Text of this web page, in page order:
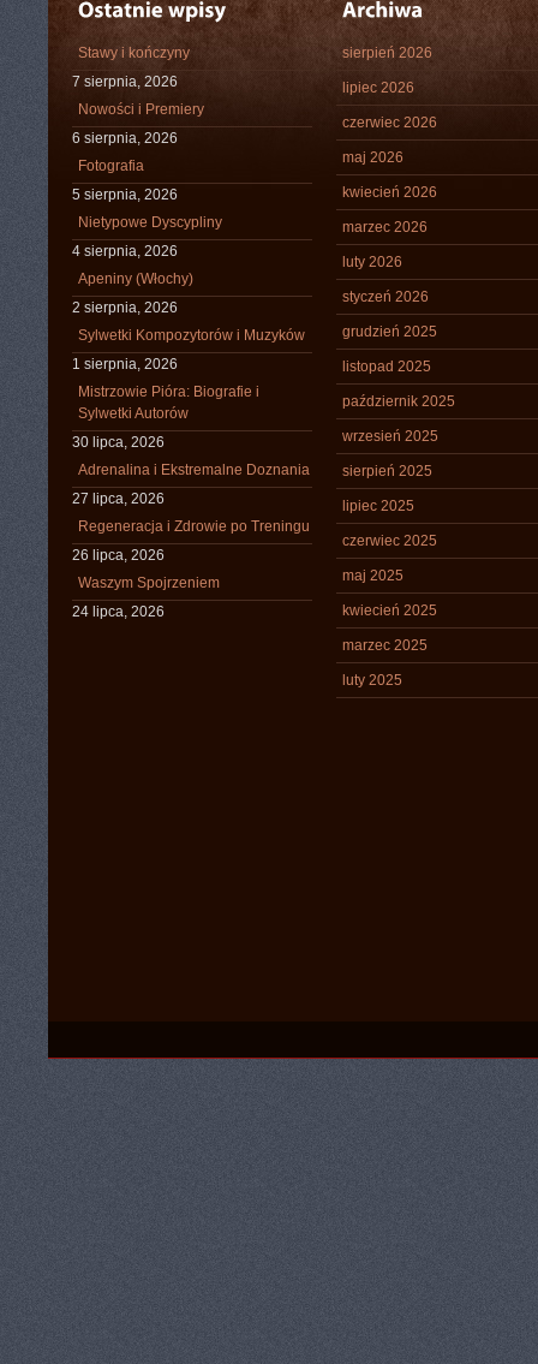
Stawy i kończyny
7 sierpnia, 2026
Nowości i Premiery
6 sierpnia, 2026
Fotografia
5 sierpnia, 2026
Nietypowe Dyscypliny
4 sierpnia, 2026
Apeniny (Włochy)
2 sierpnia, 2026
Sylwetki Kompozytorów i Muzyków
1 sierpnia, 2026
Mistrzowie Pióra: Biografie i
Sylwetki Autorów
30 lipca, 2026
Adrenalina i Ekstremalne Doznania
27 lipca, 2026
Regeneracja i Zdrowie po Treningu
26 lipca, 2026
Waszym Spojrzeniem
24 lipca, 2026
sierpień 2026
lipiec 2026
czerwiec 2026
maj 2026
kwiecień 2026
marzec 2026
luty 2026
styczeń 2026
grudzień 2025
listopad 2025
październik 2025
wrzesień 2025
sierpień 2025
lipiec 2025
czerwiec 2025
maj 2025
kwiecień 2025
marzec 2025
luty 2025